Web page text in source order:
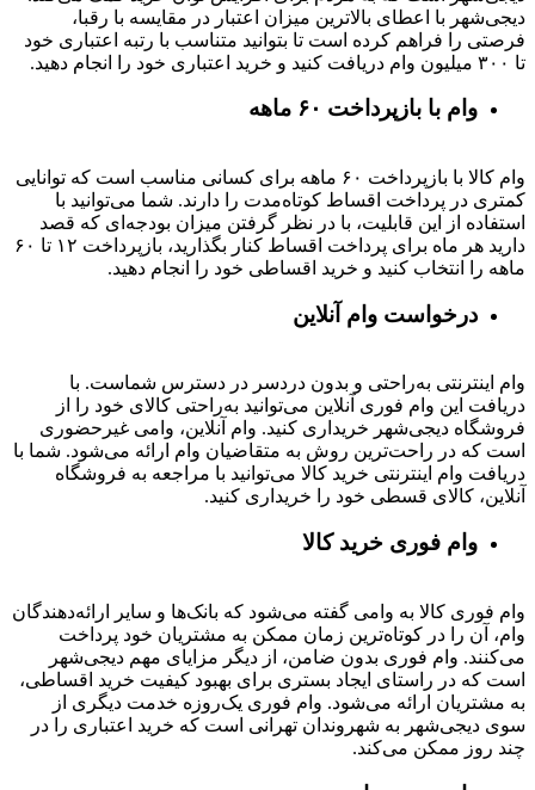
دیجی‌شهر با اعطای بالاترین میزان اعتبار در مقایسه با رقبا،
فرصتی را فراهم کرده است تا بتوانید متناسب با رتبه اعتباری خود
تا ۳۰۰ میلیون وام دریافت کنید و خرید اعتباری خود را انجام دهید.
وام با بازپرداخت ۶۰ ماهه
وام کالا با بازپرداخت ۶۰ ماهه برای کسانی مناسب است که توانایی
کمتری در پرداخت اقساط کوتاه‌مدت را دارند. شما می‌توانید با
استفاده از این قابلیت، با در نظر گرفتن میزان بودجه‌ای که قصد
دارید هر ماه برای پرداخت اقساط کنار بگذارید، بازپرداخت ۱۲ تا ۶۰
ماهه را انتخاب کنید و خرید اقساطی خود را انجام دهید.
درخواست وام آنلاین
وام اینترنتی به‌راحتی و بدون دردسر در دسترس شماست. با
دریافت این وام فوری آنلاین می‌توانید به‌راحتی کالای خود را از
فروشگاه دیجی‌شهر خریداری کنید. وام آنلاین، وامی غیرحضوری
است که در راحت‌ترین روش به متقاضیان وام ارائه می‌شود. شما با
دریافت وام اینترنتی خرید کالا می‌توانید با مراجعه به فروشگاه
آنلاین، کالای قسطی خود را خریداری کنید.
وام فوری خرید کالا
وام فوری کالا به وامی گفته می‌شود که بانک‌ها و سایر ارائه‌دهندگان
وام، آن را در کوتاه‌ترین زمان ممکن به مشتریان خود پرداخت
می‌کنند. وام فوری بدون ضامن، از دیگر مزایای مهم دیجی‌شهر
است که در راستای ایجاد بستری برای بهبود کیفیت خرید اقساطی،
به مشتریان ارائه می‌شود. وام فوری یک‌روزه خدمت دیگری از
سوی دیجی‌شهر به شهروندان تهرانی است که خرید اعتباری را در
چند روز ممکن می‌کند.